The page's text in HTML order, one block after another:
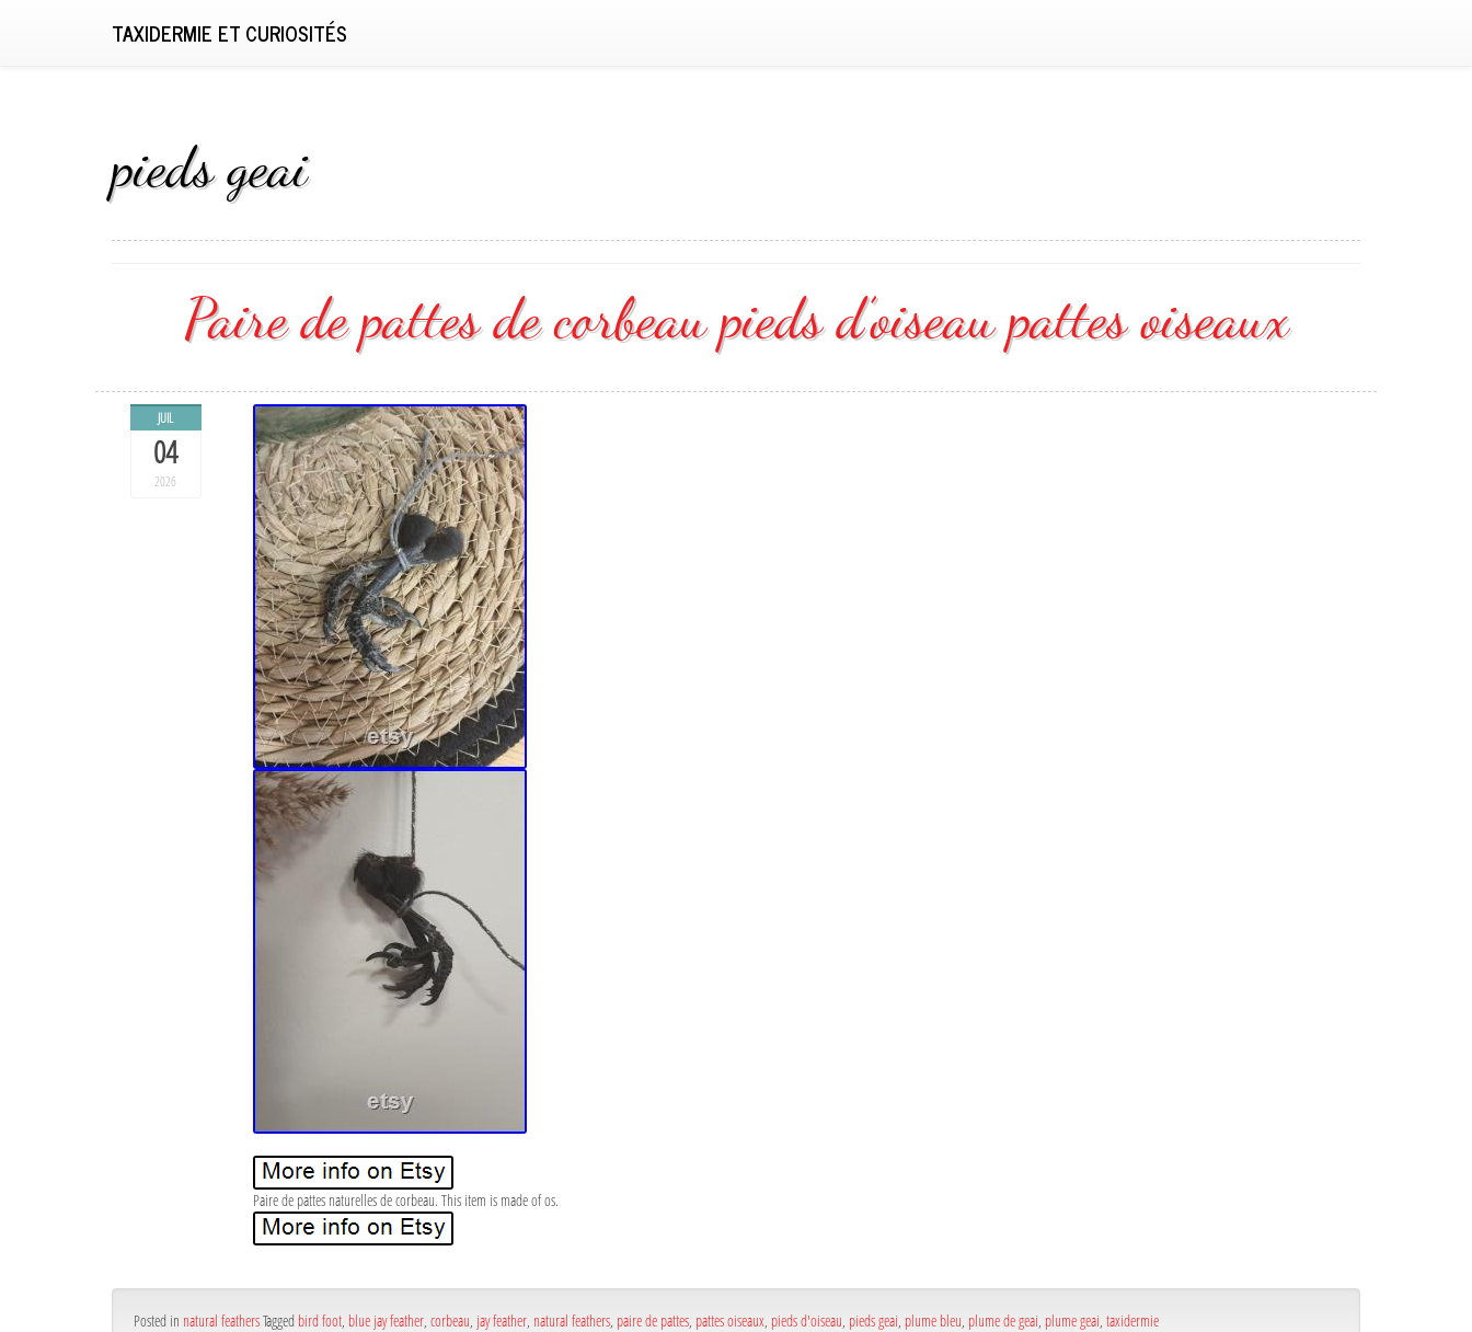
TAXIDERMIE ET CURIOSITÉS
pieds geai
Paire de pattes de corbeau pieds d’oiseau pattes oiseaux
JUIL
04
2026
Paire de pattes naturelles de corbeau. This item is made of os.
Posted in natural feathersTagged bird foot blue jay feather corbeau jay feather natural feathers paire de pattes pattes oiseaux pieds d'oiseau pieds geai plume bleu plume de geai plume geai taxidermie